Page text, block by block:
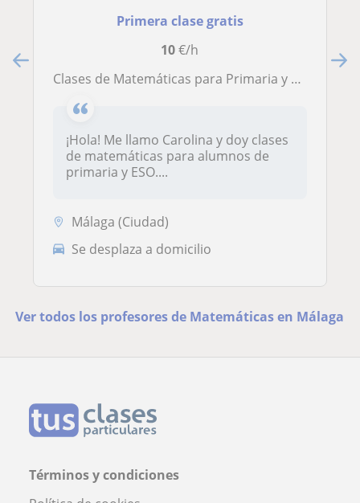
Primera clase gratis
10€/h
Clases de Matemáticas para Primaria y ESO
¡Hola! Me llamo Carolina y doy clases
de matemáticas para alumnos de
primaria y ESO....
Málaga (Ciudad)
Se desplaza a domicilio
Ver todos los profesores de Matemáticas en Málaga
Términos y condiciones